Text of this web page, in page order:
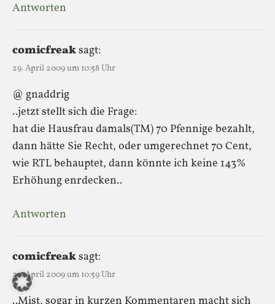
Antworten
comicfreaksagt:
29. April 2009 um 10:58 Uhr
@ gnaddrig
..jetzt stellt sich die Frage:
hat die Hausfrau damals(TM) 70 Pfennige bezahlt,
dann hätte Sie Recht, oder umgerechnet 70 Cent,
wie RTL behauptet, dann könnte ich keine 143%
Erhöhung enrdecken..
Antworten
comicfreaksagt:
29. April 2009 um 10:59 Uhr